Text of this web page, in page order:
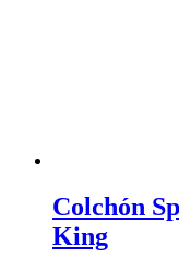
Colchón
King